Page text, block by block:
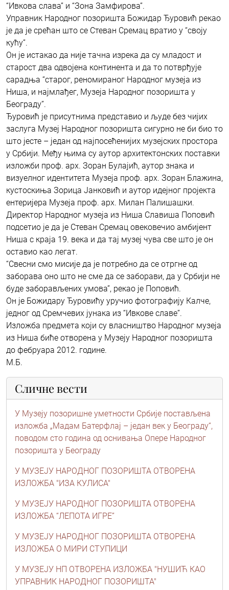
“Ивкова слава” и “Зона Замфирова”.
Управник Народног позоришта Божидар Ђуровић рекао
је да је срећан што се Стеван Сремац вратио у “своју
кућу”.
Он је истакао да није тачна изрека да су младост и
старост два одвојена континента и да то потврђује
сарадња “старог, реномираног Народног музеја из
Ниша, и најмлађег, Музеја Народног позоришта у
Београду”.
Ђуровић је присутнима представио и људе без чијих
заслуга Музеј Народног позоришта сигурно не би био то
што јесте – један од најпосећенијих музејских простора
у Србији. Међу њима су аутор архитектонских поставки
изложби проф. арх. Зоран Булајић, аутор знака и
визуелног идентитета Музеја проф. арх. Зоран Блажина,
кустоскиња Зорица Јанковић и аутор идејног пројекта
ентеријера Музеја проф. арх. Милан Палишашки.
Директор Народног музеја из Ниша Славиша Поповић
подсетио је да је Стеван Сремац овековечио амбијент
Ниша с краја 19. века и да тај музеј чува све што је он
оставио као легат.
“Свесни смо мисије да је потребно да се отргне од
заборава оно што не сме да се заборави, да у Србији не
буде заборављених умова”, рекао је Поповић.
Он је Божидару Ђуровићу уручио фотографију Калче,
једног од Сремчевих јунака из “Ивкове славе”.
Изложба предмета који су власништво Народног музеја
из Ниша биће отворена у Музеју Народног позоришта
до фебруара 2012. године.
М.Б.
Сличне вести
У Музеју позоришне уметности Србије постављена
изложба „Мадам Батерфлај – један век у Београду“,
поводом сто година од оснивања Опере Народног
позоришта у Београду
У МУЗЕЈУ НАРОДНОГ ПОЗОРИШТА ОТВОРЕНА
ИЗЛОЖБА "ИЗА КУЛИСА"
У МУЗЕЈУ НАРОДНОГ ПОЗОРИШТА ОТВОРЕНА
ИЗЛОЖБА “ЛЕПОТА ИГРЕ”
У МУЗЕЈУ НАРОДНОГ ПОЗОРИШТА ОТВОРЕНА
ИЗЛОЖБА О МИРИ СТУПИЦИ
У МУЗЕЈУ НП ОТВОРЕНА ИЗЛОЖБА "НУШИЋ КАО
УПРАВНИК НАРОДНОГ ПОЗОРИШТА"